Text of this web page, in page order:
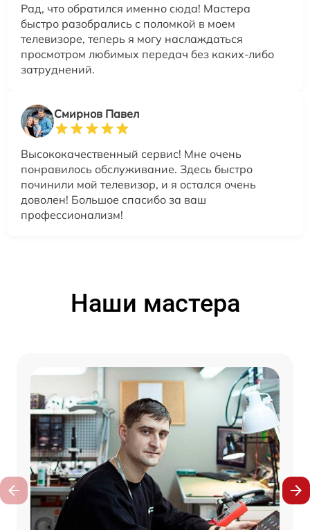
Рад, что обратился именно сюда! Мастера
быстро разобрались с поломкой в моем
телевизоре, теперь я могу наслаждаться
просмотром любимых передач без каких-либо
затруднений.
Смирнов Павел
Высококачественный сервис! Мне очень
понравилось обслуживание. Здесь быстро
починили мой телевизор, и я остался очень
доволен! Большое спасибо за ваш
профессионализм!
Наши мастера